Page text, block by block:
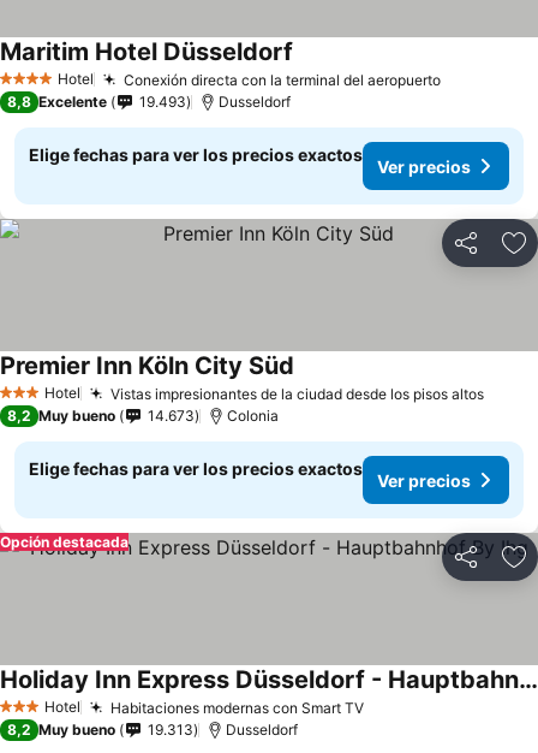
4 EstrellasHotel Conexión directa con la terminal del aeropuerto
Maritim Hotel Düsseldorf
8,8 Excelente 19.493 Dusseldorf
Elige fechas para ver los precios exactos
Ver precios
Compartir
3 Estrellas
Hotel Vistas impresionantes de la ciudad desde los pisos altos
Premier Inn Köln City Süd
8,2 Muy bueno 14.673 Colonia
Elige fechas para ver los precios exactos
Ver precios
Compartir
Opción destacada
3 Estrellas
Hotel Habitaciones modernas con Smart TV
Holiday Inn Express Düsseldorf - Hauptbahnhof By Ihg
8,2 Muy bueno 19.313 Dusseldorf